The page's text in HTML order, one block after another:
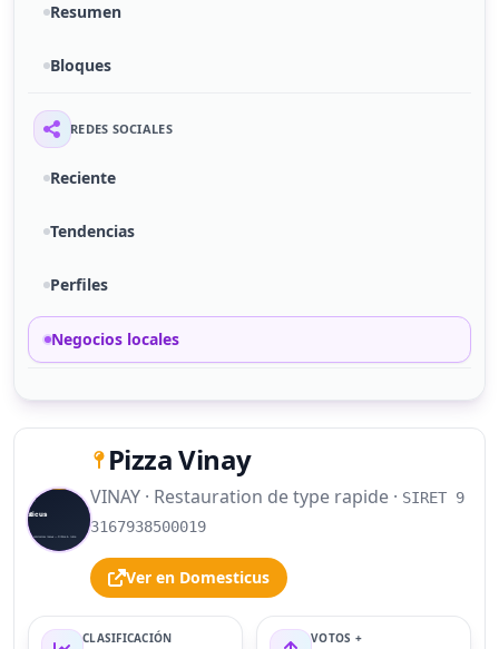
Resumen
Bloques
REDES SOCIALES
Reciente
Tendencias
Perfiles
Negocios locales
Pizza Vinay
VINAY · Restauration de type rapide · SIRET 9
3167938500019
Ver en Domesticus
CLASIFICACIÓN VOTOS +